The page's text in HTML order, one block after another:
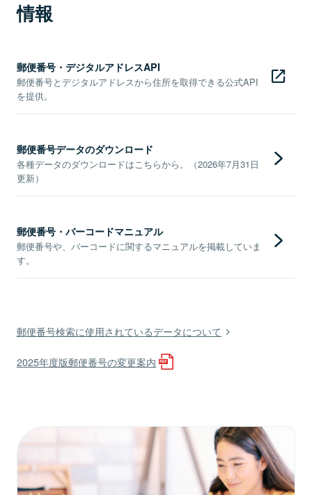
情報
郵便番号・デジタルアドレスAPI
郵便番号とデジタルアドレスから住所を取得できる公式API
を提供。
郵便番号データのダウンロード
各種データのダウンロードはこちらから。（2026年7月31日
更新）
郵便番号・バーコードマニュアル
郵便番号や、バーコードに関するマニュアルを掲載していま
す。
郵便番号検索に使用されているデータについて
2025年度版郵便番号の変更案内